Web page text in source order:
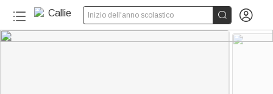
Inizio dell'anno scolastico  